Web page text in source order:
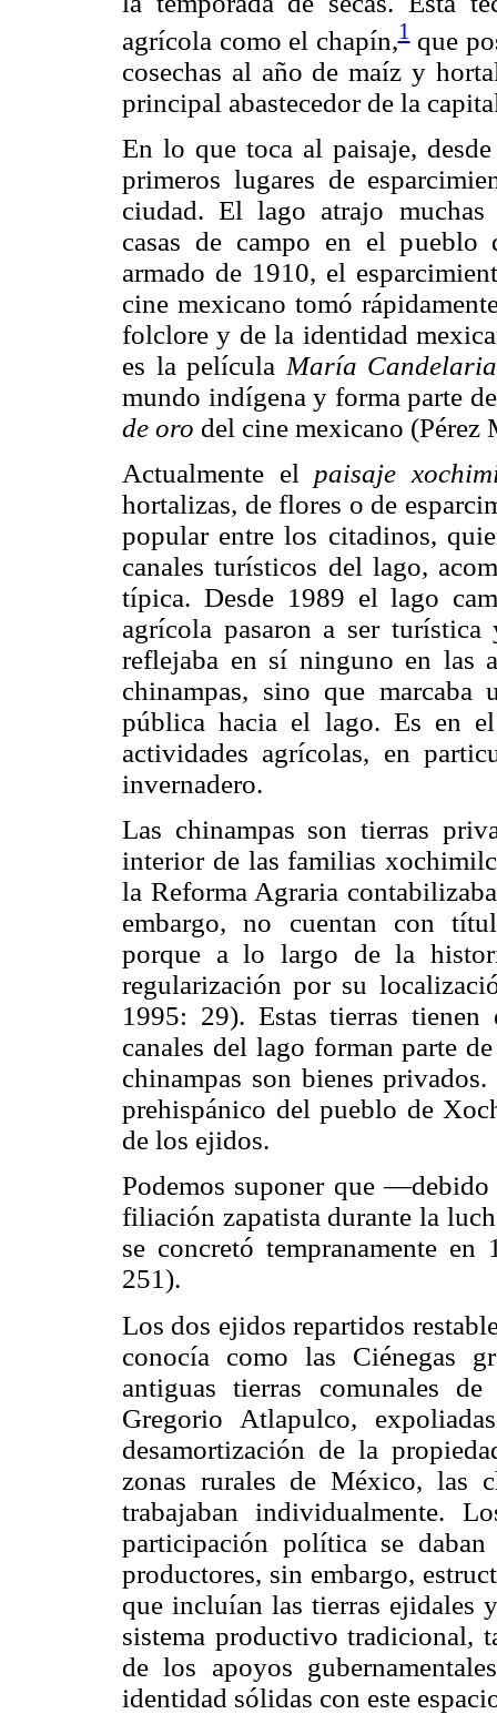
agrícola como el chapín,1que
cosechas al año de maíz y
principal abastecedor de la
En lo que toca al paisaje,
primeros lugares de
ciudad. El lago atrajo muchas
casas de campo en el pueblo
armado de 1910, el
cine mexicano tomó
folclore y de la identidad
es la película María
mundo indígena y forma parte
de oro del cine mexicano
Actualmente el paisaje
hortalizas, de flores o de
popular entre los citadinos,
canales turísticos del lago,
típica. Desde 1989 el lago
agrícola pasaron a ser
reflejaba en sí ninguno en las
chinampas, sino que
pública hacia el lago. Es en
actividades agrícolas, en
invernadero.
Las chinampas son tierras
interior de las familias
la Reforma Agraria
embargo, no cuentan con
porque a lo largo de la
regularización por su
1995: 29). Estas tierras tienen
canales del lago forman parte
chinampas son bienes
prehispánico del pueblo de
de los ejidos.
Podemos suponer que
filiación zapatista durante la
se concretó tempranamente
251).
Los dos ejidos repartidos
conocía como las Ciénegas
antiguas tierras comunales
Gregorio Atlapulco,
desamortización de la
zonas rurales de México, las
trabajaban individualmente.
participación política se
productores, sin embargo,
que incluían las tierras ejidales
sistema productivo tradicional,
de los apoyos
identidad sólidas con este